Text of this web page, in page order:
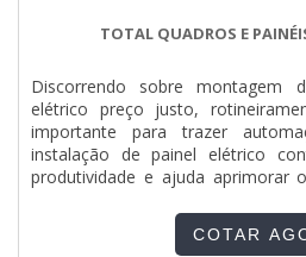
TOTAL QUADROS E
Discorrendo sobre montagem
elétrico preço justo,
importante para trazer
instalação de painel elétrico
produtividade e ajuda aprimorar
satisfatório;Equipamento que
COTAR